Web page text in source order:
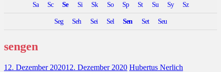
Sa Sc Se Si Sk So Sp St Su Sy Sz
Seg Seh Sei Sel Sen Set Seu
sengen
12. Dezember 202012. Dezember 2020 Hubertus Nerlich